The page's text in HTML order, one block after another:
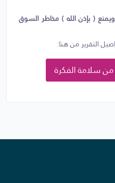
( بإذن الله ) مخاطر السوق
التقرير من هنا:
سلامة الفكرة